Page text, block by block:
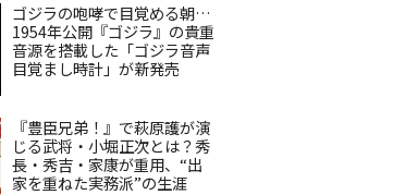
ゴジラの咆哮で目覚める朝…
1954年公開『ゴジラ』の貴重
音源を搭載した「ゴジラ音声
目覚まし時計」が新発売
『豊臣兄弟！』で萩原護が演
じる武将・小堀正次とは？秀
長・秀吉・家康が重用、“出
家を重ねた実務派”の生涯